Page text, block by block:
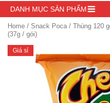
DANH MỤC SẢN PHẨM
Home / Snack Poca / Thùng 120
(37g / gói)
Giá sỉ